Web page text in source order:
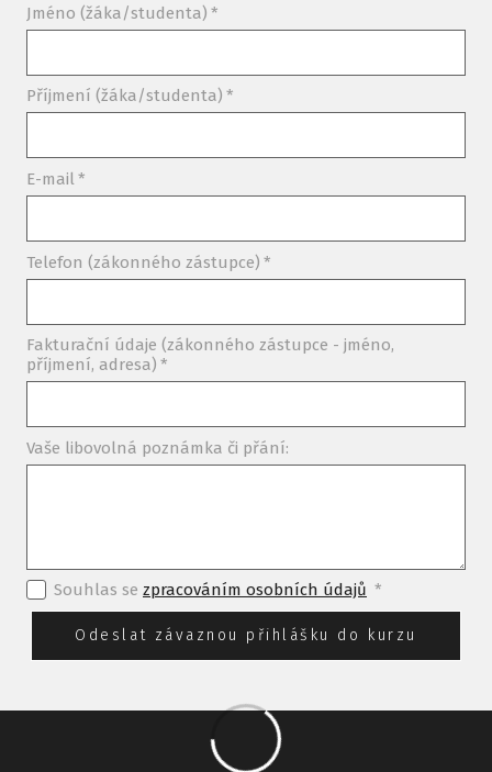
Jméno (žáka/studenta) *
Příjmení (žáka/studenta) *
E-mail*
Telefon (zákonného zástupce) *
Fakturační údaje (zákonného zástupce - jméno,
příjmení, adresa) *
Vaše libovolná poznámka či přání:
Souhlas se zpracováním osobních údajů *
Odeslat závaznou přihlášku do kurzu